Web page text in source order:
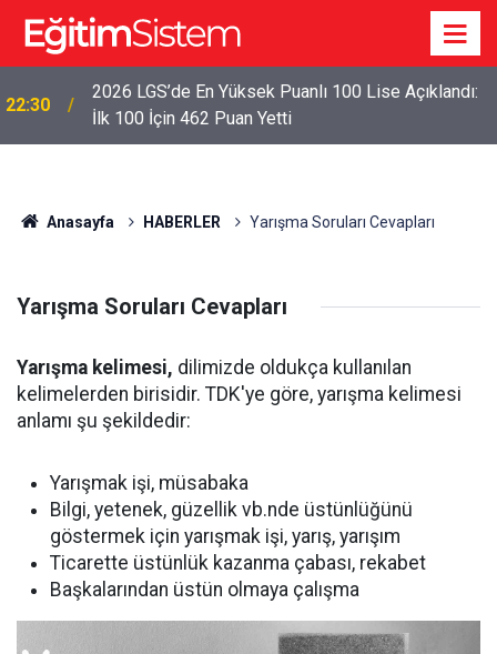
22:30
2026 LGS’de En Yüksek Puanlı 100 Lise Açıklandı:
İlk 100 İçin 462 Puan Yetti
Anasayfa HABERLER Yarışma Soruları Cevapları
Yarışma Soruları Cevapları
Yarışma kelimesi, dilimizde oldukça kullanılan
kelimelerden birisidir. TDK'ye göre, yarışma kelimesi
anlamı şu şekildedir:
Yarışmak işi, müsabaka
Bilgi, yetenek, güzellik vb.nde üstünlüğünü
göstermek için yarışmak işi, yarış, yarışım
Ticarette üstünlük kazanma çabası, rekabet
Başkalarından üstün olmaya çalışma